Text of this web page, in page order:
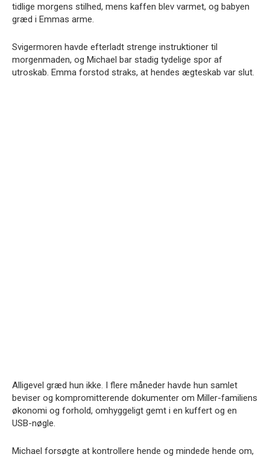
tidlige morgens stilhed, mens kaffen blev varmet, og babyen
græd i Emmas arme.
Svigermoren havde efterladt strenge instruktioner til
morgenmaden, og Michael bar stadig tydelige spor af
utroskab. Emma forstod straks, at hendes ægteskab var slut.
Alligevel græd hun ikke. I flere måneder havde hun samlet
beviser og kompromitterende dokumenter om Miller-familiens
økonomi og forhold, omhyggeligt gemt i en kuffert og en
USB-nøgle.
Michael forsøgte at kontrollere hende og mindede hende om,